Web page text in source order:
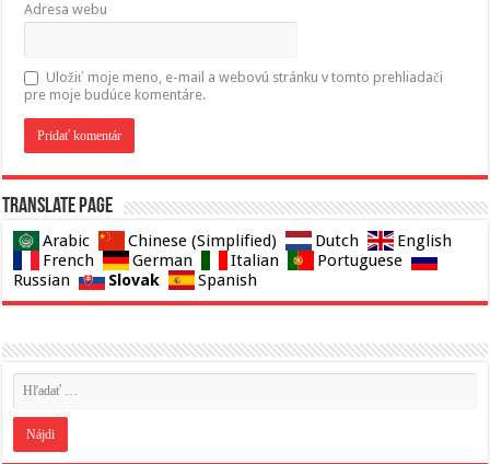
Adresa webu
Uložiť moje meno, e-mail a webovú stránku v tomto prehliadači
pre moje budúce komentáre.
Translate page
Arabic Chinese (Simplified) Dutch
English
French
German Italian
Portuguese
Russian
Slovak Spanish